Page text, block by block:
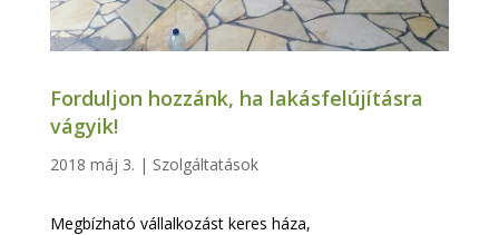
Forduljon hozzánk, ha lakásfelújításra
vágyik!
2018 máj 3. | Szolgáltatások
Megbízható vállalkozást keres háza,